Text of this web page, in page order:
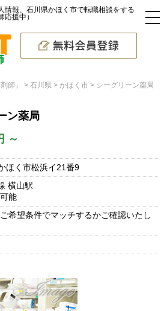
情報、石川県かほく市で転職相談をする
援中）
師」
石川県 かほく市 シーグリーン薬局
ン薬局
～
ほく市松浜イ21番9
横山駅
能
希望条件でマッチするかご確認いたし